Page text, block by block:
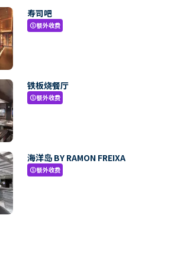
寿司吧
paid额外收费
铁板烧餐厅
paid额外收费
海洋岛 BY RAMON FREIXA
paid额外收费